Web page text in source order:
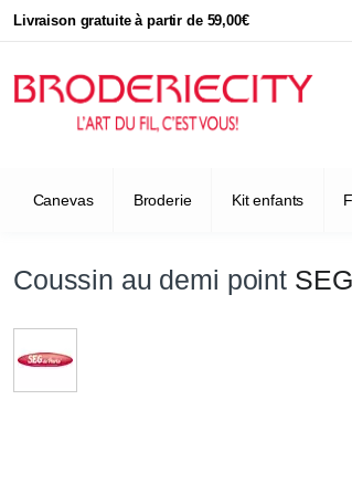
Livraison gratuite à partir de 59,00€
Canevas Broderie Kit enfants
Coussin au demi point SEG